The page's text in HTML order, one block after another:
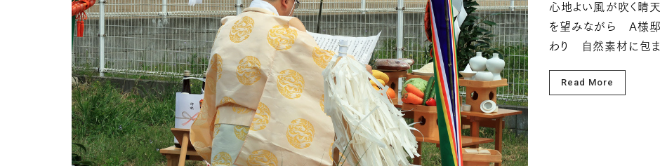
心地よい風が吹く
を望みながら A様
わり 自然素材に包
Read More